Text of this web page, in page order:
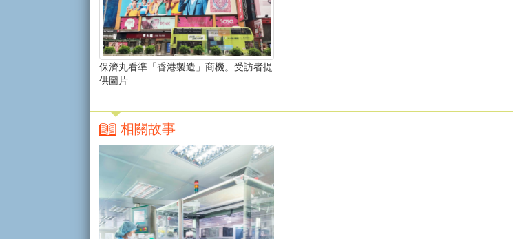
保濟丸看準「香港製造」商機。受訪者提
供圖片
相關故事